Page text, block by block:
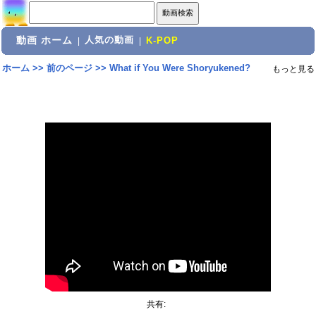
動画 ホーム 人気の動画 K-POP
ホーム>> 前のページ>> What if You Were Shoryukened? もっと見る
共有: